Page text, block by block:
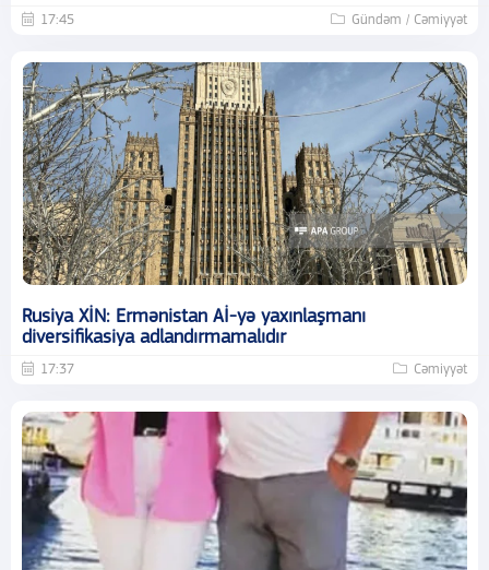
17:45 Gündəm / Cəmiyyət
Rusiya XİN: Ermənistan Aİ-yə yaxınlaşmanı
diversifikasiya adlandırmamalıdır
17:37 Cəmiyyət